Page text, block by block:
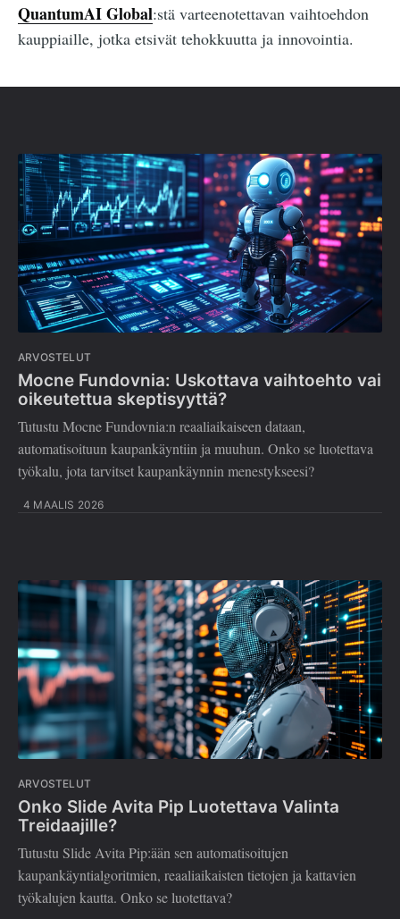
QuantumAI Global:stä varteenotettavan vaihtoehdon
kauppiaille, jotka etsivät tehokkuutta ja innovointia.
ARVOSTELUT
Mocne Fundovnia: Uskottava vaihtoehto vai
oikeutettua skeptisyyttä?
Tutustu Mocne Fundovnia:n reaaliaikaiseen dataan,
automatisoituun kaupankäyntiin ja muuhun. Onko se luotettava
työkalu, jota tarvitset kaupankäynnin menestykseesi?
4 MAALIS 2026
ARVOSTELUT
Onko Slide Avita Pip Luotettava Valinta
Treidaajille?
Tutustu Slide Avita Pip:ään sen automatisoitujen
kaupankäyntialgoritmien, reaaliaikaisten tietojen ja kattavien
työkalujen kautta. Onko se luotettava?